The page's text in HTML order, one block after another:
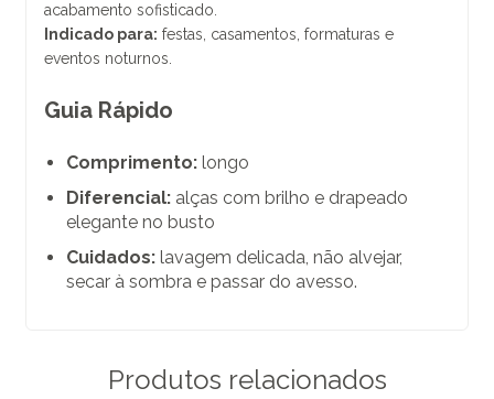
acabamento sofisticado.
Indicado para: festas, casamentos, formaturas e
eventos noturnos.
Guia Rápido
Comprimento: longo
Diferencial: alças com brilho e drapeado
elegante no busto
Cuidados: lavagem delicada, não alvejar,
secar à sombra e passar do avesso.
Produtos relacionados